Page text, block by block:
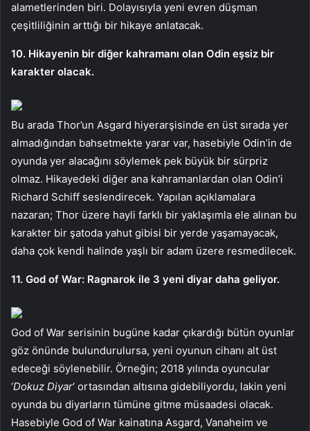
alametlerinden biri. Dolayısıyla yeni evren düşman
çeşitliliğinin arttığı bir hikaye anlatacak.
10. Hikayenin bir diğer kahramanı olan Odin eşsiz bir
karakter olacak.
Bu arada Thor’un Asgard hiyerarşisinde en üst sırada yer
almadığından bahsetmekte yarar var, hasebiyle Odin’in de
oyunda yer alacağını söylemek pek büyük bir sürpriz
olmaz. Hikayedeki diğer ana kahramanlardan olan Odin’i
Richard Schiff seslendirecek. Yapılan açıklamalara
nazaran; Thor üzere hayli farklı bir yaklaşımla ele alınan bu
karakter bir şatoda yahut gibisi bir yerde yaşamayacak,
daha çok kendi halinde yaşlı bir adam üzere resmedilecek.
11. God of War: Ragnarok ile 3 yeni diyar daha geliyor.
God of War serisinin bugüne kadar çıkardığı bütün oyunlar
göz önünde bulundurulursa, yeni oyunun cihanı alt üst
edeceği söylenebilir. Örneğin; 2018 yılında oyuncular
‘Dokuz Diyar‘ ortasından altısına gidebiliyordu, lakin yeni
oyunda bu diyarların tümüne gitme müsaadesi olacak.
Hasebiyle God of War kainatına Asgard, Vanaheim ve